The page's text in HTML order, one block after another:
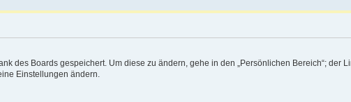
des Boards gespeichert. Um diese zu ändern, gehe in den „Persönlichen Bereich“; der
Einstellungen ändern.